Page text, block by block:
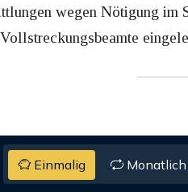
wegen Nötigung im
Einmalig Monatlich